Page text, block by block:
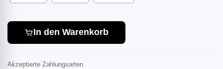
In den Warenkorb
Akzeptierte Zahlungsarten